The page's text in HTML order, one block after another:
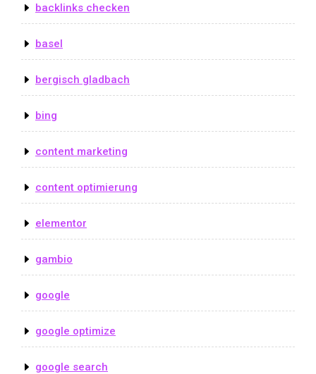
backlinks checken
basel
bergisch gladbach
bing
content marketing
content optimierung
elementor
gambio
google
google optimize
google search